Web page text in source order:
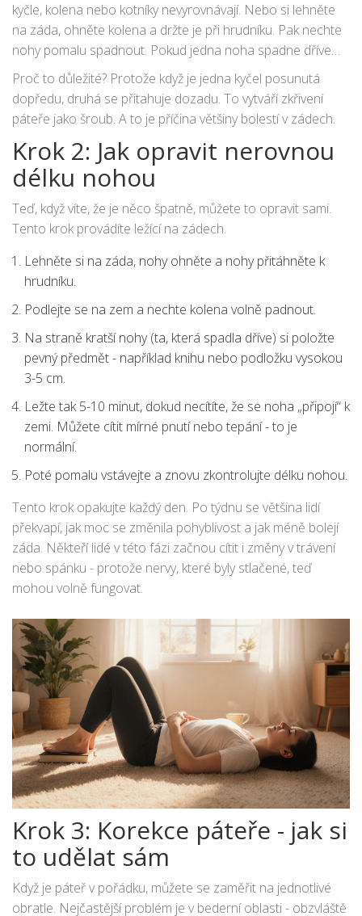
kyčle, kolena nebo kotníky nevyrovnávají. Nebo si lehněte
na záda, ohněte kolena a držte je při hrudníku. Pak nechte
nohy pomalu spadnout. Pokud jedna noha spadne dříve
nebo je v jiné poloze, máte nerovnou délku.
Proč to důležité? Protože když je jedna kyčel posunutá
dopředu, druhá se přitahuje dozadu. To vytváří zkřivení
páteře jako šroub. A to je příčina většiny bolestí v zádech.
Krok 2: Jak opravit nerovnou
délku nohou
Teď, když víte, že je něco špatně, můžete to opravit sami.
Tento krok provádíte ležící na zádech.
Lehněte si na záda, nohy ohněte a nohy přitáhněte k
hrudníku.
Podlejte se na zem a nechte kolena volně padnout.
Na straně kratší nohy (ta, která spadla dříve) si položte
pevný předmět - například knihu nebo podložku vysokou
3-5 cm.
Ležte tak 5-10 minut, dokud necítíte, že se noha „připojí“ k
zemi. Můžete cítit mírné pnutí nebo tepání - to je
normální.
Poté pomalu vstávejte a znovu zkontrolujte délku nohou.
Tento krok opakujte každý den. Po týdnu se většina lidí
překvapí, jak moc se změnila pohyblivost a jak méně bolejí
záda. Někteří lidé v této fázi začnou cítit i změny v trávení
nebo spánku - protože nervy, které byly stlačené, teď
mohou volně fungovat.
Krok 3: Korekce páteře - jak si
to udělat sám
Když je páteř v pořádku, můžete se zaměřit na jednotlivé
obratle. Nejčastější problém je v bederní oblasti - obzvláště